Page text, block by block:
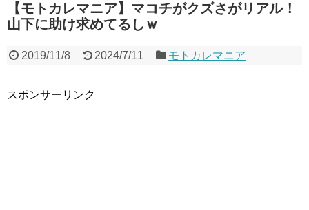
【モトカレマニア】マコチがクズさがリアル！
山下に助け求めてるしｗ
2019/11/8 2024/7/11 モトカレマニア
スポンサーリンク